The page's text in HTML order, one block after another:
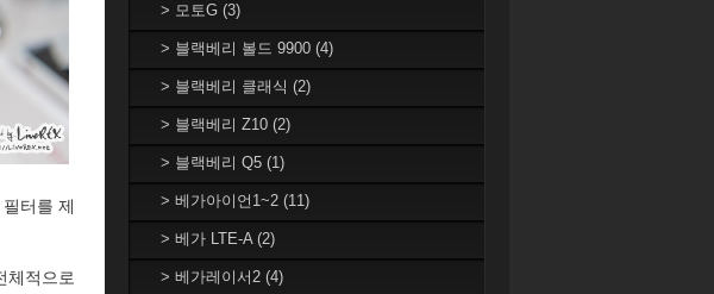
터를 제
체적으로
> 모토G (3)
> 블랙베리 볼드 9900 (4)
> 블랙베리 클래식 (2)
> 블랙베리 Z10 (2)
> 블랙베리 Q5 (1)
> 베가아이언1~2 (11)
> 베가 LTE-A (2)
> 베가레이서2 (4)